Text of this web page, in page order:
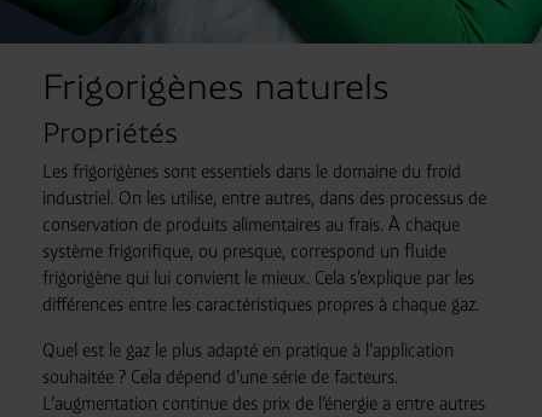
Frigorigènes naturels
Propriétés
Les frigorigènes sont essentiels dans le domaine du froid
industriel. On les utilise, entre autres, dans des processus de
conservation de produits alimentaires au frais. À chaque
système frigorifique, ou presque, correspond un fluide
frigorigène qui lui convient le mieux. Cela s’explique par les
différences entre les caractéristiques propres à chaque gaz.
Quel est le gaz le plus adapté en pratique à l’application
souhaitée ? Cela dépend d’une série de facteurs.
L’augmentation continue des prix de l’énergie a entre autres